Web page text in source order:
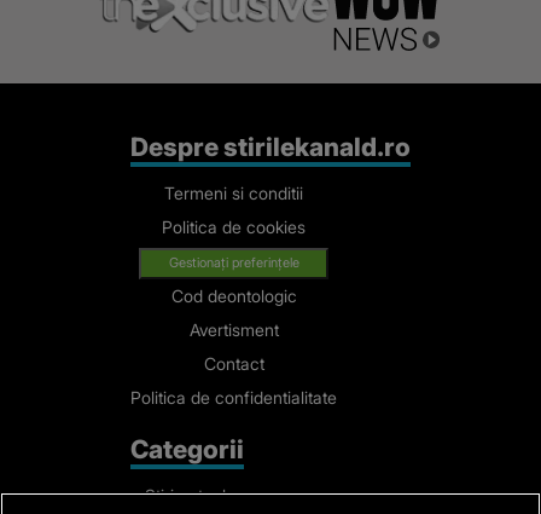
Despre stirilekanald.ro
Termeni si conditii
Politica de cookies
Gestionați preferințele
Cod deontologic
Avertisment
Contact
Politica de confidentialitate
Categorii
Stiri actuale